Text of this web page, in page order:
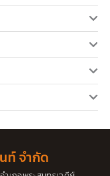
ท์ จำกัด